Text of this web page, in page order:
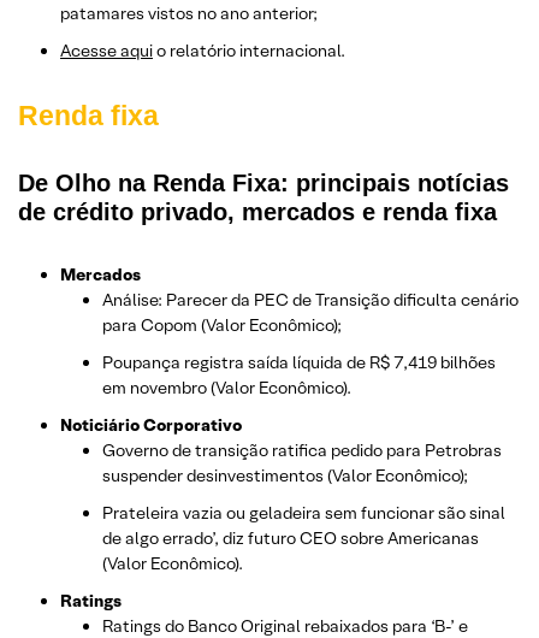
patamares vistos no ano anterior;
Acesse aquio relatório internacional.
Renda fixa
De Olho na Renda Fixa: principais notícias
de crédito privado, mercados e renda fixa
Mercados
Análise: Parecer da PEC de Transição dificulta cenário
para Copom (Valor Econômico);
Poupança registra saída líquida de R$ 7,419 bilhões
em novembro (Valor Econômico).
Noticiário Corporativo
Governo de transição ratifica pedido para Petrobras
suspender desinvestimentos (Valor Econômico);
Prateleira vazia ou geladeira sem funcionar são sinal
de algo errado’, diz futuro CEO sobre Americanas
(Valor Econômico).
Ratings
Ratings do Banco Original rebaixados para ‘B-’ e